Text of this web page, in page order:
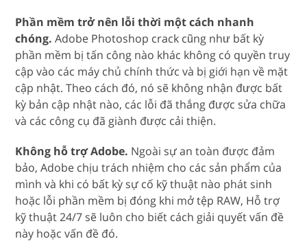
Phần mềm trở nên lỗi thời một cách nhanh
chóng. Adobe Photoshop crack cũng như bất kỳ
phần mềm bị tấn công nào khác không có quyền truy
cập vào các máy chủ chính thức và bị giới hạn về mặt
cập nhật. Theo cách đó, nó sẽ không nhận được bất
kỳ bản cập nhật nào, các lỗi đã thắng được sửa chữa
và các công cụ đã giành được cải thiện.
Không hỗ trợ Adobe. Ngoài sự an toàn được đảm
bảo, Adobe chịu trách nhiệm cho các sản phẩm của
mình và khi có bất kỳ sự cố kỹ thuật nào phát sinh
hoặc lỗi phần mềm bị đóng khi mở tệp RAW, Hỗ trợ
kỹ thuật 24/7 sẽ luôn cho biết cách giải quyết vấn đề
này hoặc vấn đề đó.